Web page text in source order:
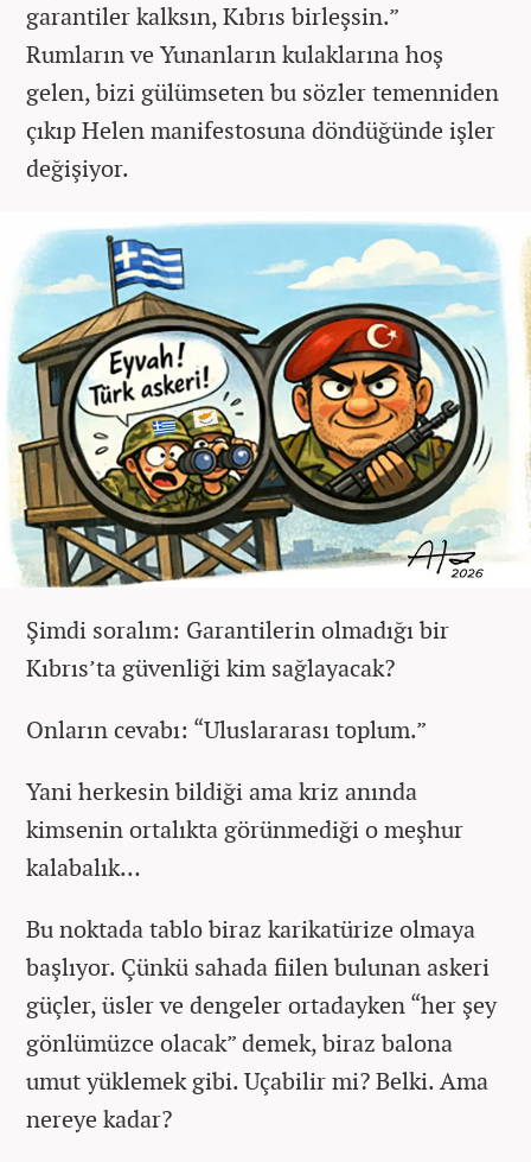
garantiler kalksın, Kıbrıs birleşsin.”
Rumların ve Yunanların kulaklarına hoş
gelen, bizi gülümseten bu sözler temenniden
çıkıp Helen manifestosuna döndüğünde işler
değişiyor.
Şimdi soralım: Garantilerin olmadığı bir
Kıbrıs’ta güvenliği kim sağlayacak?
Onların cevabı: “Uluslararası toplum.”
Yani herkesin bildiği ama kriz anında
kimsenin ortalıkta görünmediği o meşhur
kalabalık…
Bu noktada tablo biraz karikatürize olmaya
başlıyor. Çünkü sahada fiilen bulunan askeri
güçler, üsler ve dengeler ortadayken “her şey
gönlümüzce olacak” demek, biraz balona
umut yüklemek gibi. Uçabilir mi? Belki. Ama
nereye kadar?